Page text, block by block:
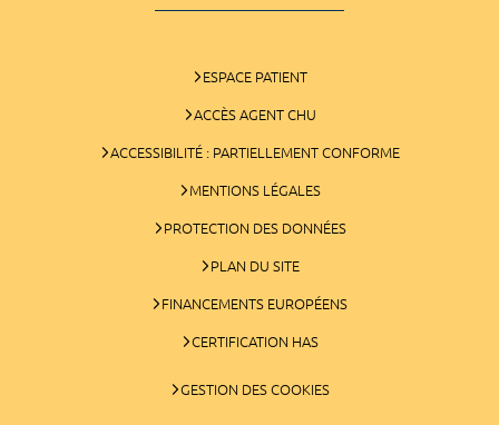
ESPACE PATIENT
ACCÈS AGENT CHU
ACCESSIBILITÉ : PARTIELLEMENT CONFORME
MENTIONS LÉGALES
PROTECTION DES DONNÉES
PLAN DU SITE
FINANCEMENTS EUROPÉENS
CERTIFICATION HAS
GESTION DES COOKIES